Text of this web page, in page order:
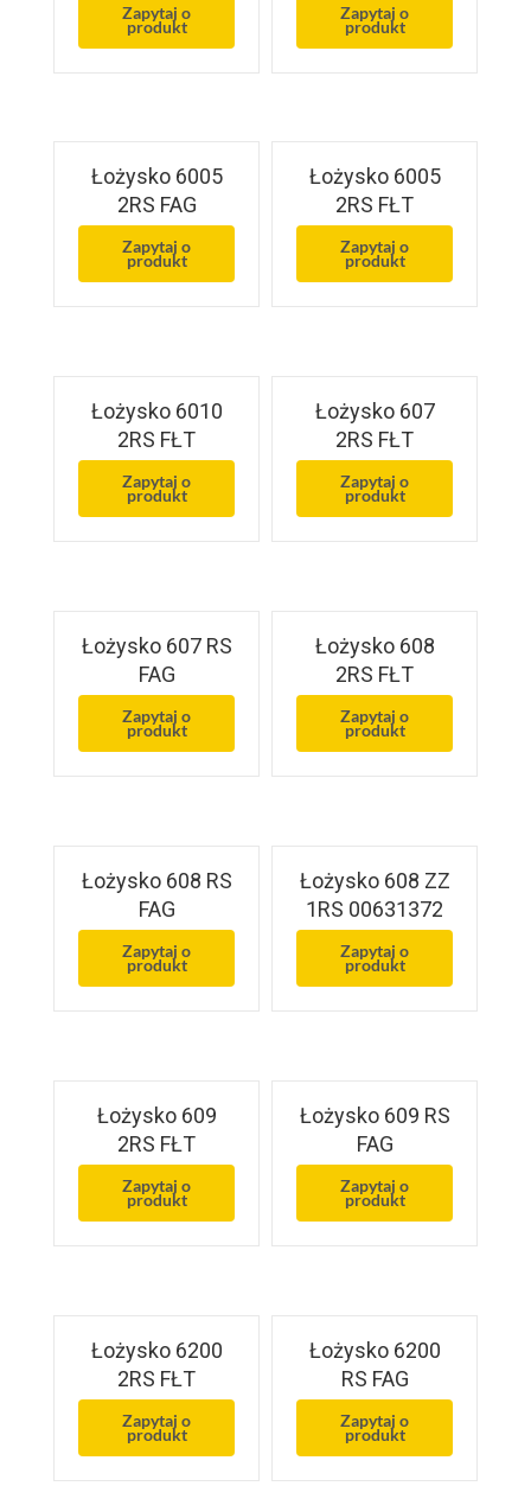
Zapytaj o
produkt
Zapytaj o
produkt
Łożysko 6005
2RS FAG
Zapytaj o
produkt
Łożysko 6005
2RS FŁT
Zapytaj o
produkt
Łożysko 6010
2RS FŁT
Zapytaj o
produkt
Łożysko 607
2RS FŁT
Zapytaj o
produkt
Łożysko 607 RS
FAG
Zapytaj o
produkt
Łożysko 608
2RS FŁT
Zapytaj o
produkt
Łożysko 608 RS
FAG
Zapytaj o
produkt
Łożysko 608 ZZ
1RS 00631372
Zapytaj o
produkt
Łożysko 609
2RS FŁT
Zapytaj o
produkt
Łożysko 609 RS
FAG
Zapytaj o
produkt
Łożysko 6200
2RS FŁT
Zapytaj o
produkt
Łożysko 6200
RS FAG
Zapytaj o
produkt